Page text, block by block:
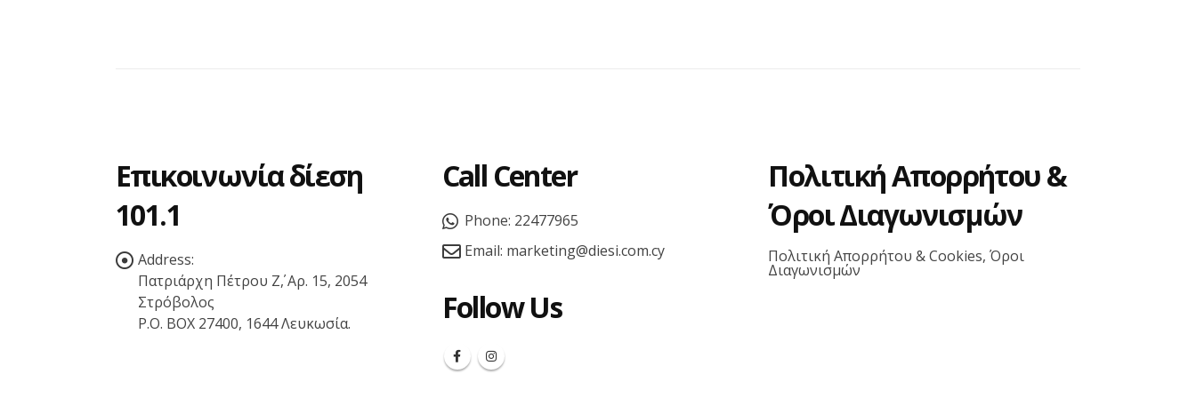
Επικοινωνία δίεση
101.1
Address:
Πατριάρχη Πέτρου Ζ΄, Αρ. 15, 2054
Στρόβολος
P.O. BOX 27400, 1644 Λευκωσία.
Call Center
Phone: 22477965
Email: marketing@diesi.com.cy
Follow Us
Πολιτική Απορρήτου &
Όροι Διαγωνισμών
Πολιτική Απορρήτου & Cookies, Όροι
Διαγωνισμών